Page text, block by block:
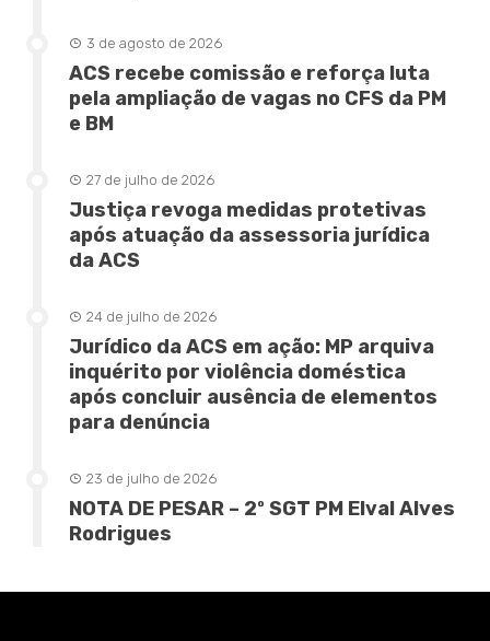
3 de agosto de 2026
ACS recebe comissão e reforça luta
pela ampliação de vagas no CFS da PM
e BM
27 de julho de 2026
Justiça revoga medidas protetivas
após atuação da assessoria jurídica
da ACS
24 de julho de 2026
Jurídico da ACS em ação: MP arquiva
inquérito por violência doméstica
após concluir ausência de elementos
para denúncia
23 de julho de 2026
NOTA DE PESAR – 2º SGT PM Elval Alves
Rodrigues